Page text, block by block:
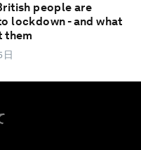
people are
lockdown - and what
them